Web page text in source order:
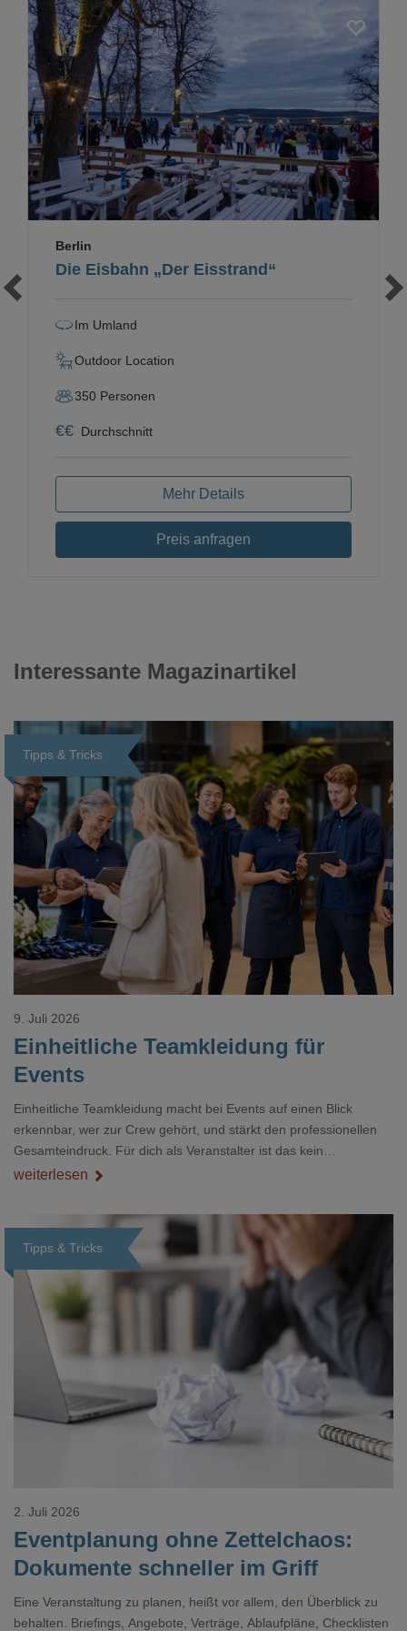
Loading...
Die Eisbahn „Der Eisstrand“
Berlin
Im Umland
Outdoor Location
350 Personen
€€ Durchschnitt
Mehr Details
Preis anfragen
Interessante Magazinartikel
Tipps & Tricks
Loading...
Einheitliche Teamkleidung für
Events
9. Juli 2026
Einheitliche Teamkleidung macht bei Events auf einen Blick
erkennbar, wer zur Crew gehört, und stärkt den professionellen
Gesamteindruck. Für dich als Veranstalter ist das kein
Nebenthema: Bei Textilien mit Stickerei oder mehreren
weiterlesen
Tipps & Tricks
Loading...
Eventplanung ohne Zettelchaos:
Dokumente schneller im Griff
2. Juli 2026
Eine Veranstaltung zu planen, heißt vor allem, den Überblick zu
behalten. Briefings, Angebote, Verträge, Ablaufpläne, Checklisten